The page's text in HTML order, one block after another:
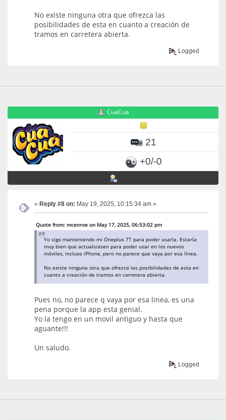
No existe ninguna otra que ofrezca las
posibilidades de esta en cuanto a creación de
tramos en carretera abierta.
Logged
CuaCua
21
+0/-0
« Reply #8 on: May 19, 2025, 10:15:34 am »
Quote from: mcenroe on May 17, 2025, 06:53:02 pm
Yo sigo manteniendo mi Oneplus 7T para poder usarla. Estaría
muy bien que actualizasen para poder usar en los nuevos
móviles, incluso iPhone, pero no parece que vaya por esa línea.
No existe ninguna otra que ofrezca las posibilidades de esta en
cuanto a creación de tramos en carretera abierta.
Pues no, no parece q vaya por esa linea, es una
pena porque la app esta genial.
Yo la tengo en un movil antiguo y hasta que
aguante!!!
Un saludo.
Logged